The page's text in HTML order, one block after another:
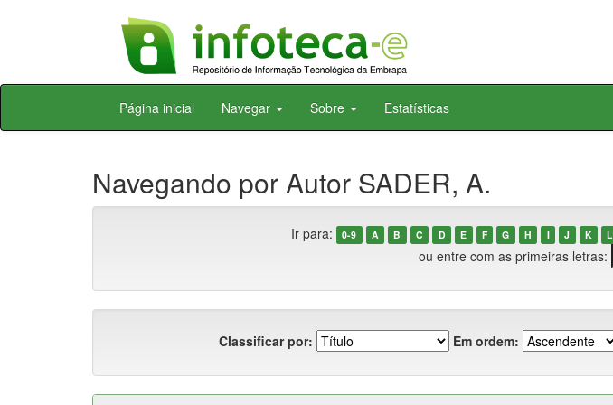
Skip
Página inicial Navegar Sobre Estatísticas
Navegando por Autor SADER, A.
Ir para: 0-9 A B C D E F G H I J K L
ou entre com as primeiras letras:
Classificar por: Em ordem: